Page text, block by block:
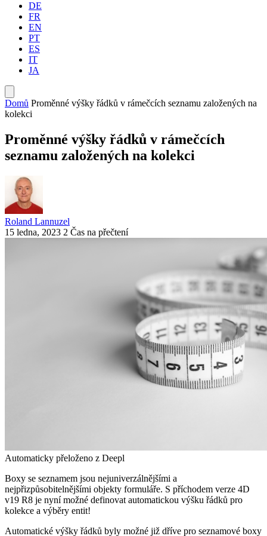
DE
FR
EN
PT
ES
IT
JA
Domů Proměnné výšky řádků v rámečcích seznamu založených na
kolekci
Proměnné výšky řádků v rámečcích
seznamu založených na kolekci
Roland Lannuzel
15 ledna, 2023 2 Čas na přečtení
Automaticky přeloženo z Deepl
Boxy se seznamem jsou nejuniverzálnějšími a
nejpřizpůsobitelnějšími objekty formuláře. S příchodem verze 4D
v19 R8 je nyní možné definovat automatickou výšku řádků pro
kolekce a výběry entit!
Automatické výšky řádků byly možné již dříve pro seznamové boxy